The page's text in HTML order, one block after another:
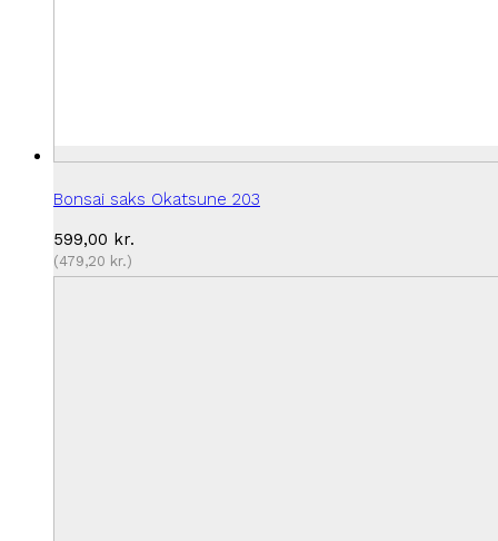
Bonsai saks Okatsune 203
599,00 kr.
(479,20 kr.)